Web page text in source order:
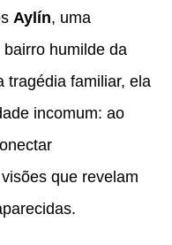
Aylín, uma
humilde da
tragédia familiar, ela
incomum: ao
que revelam